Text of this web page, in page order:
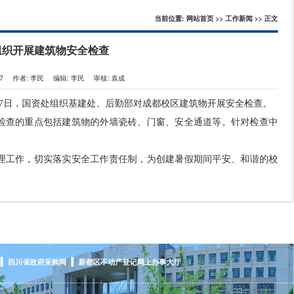
当前位置: 网站首页 >> 工作新闻 >> 正文
开展建筑物安全检查
作者: 李民 编辑: 李民 审核: 袁成
日，国资处组织基建处、后勤部对成都校区建筑物开展安全检查。
的重点包括建筑物的外墙瓷砖、门窗、安全通道等。针对检查中
作，切实落实安全工作责任制，为创建暑假期间平安、和谐的校
四川省政府采购网 新都区不动产登记网上办事大厅